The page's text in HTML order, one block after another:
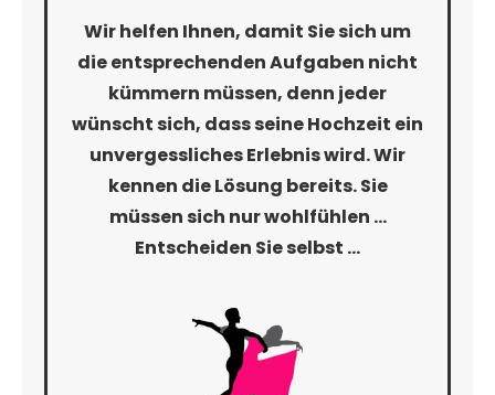
Wir helfen Ihnen, damit Sie sich um
die entsprechenden Aufgaben nicht
kümmern müssen, denn jeder
wünscht sich, dass seine Hochzeit ein
unvergessliches Erlebnis wird. Wir
kennen die Lösung bereits. Sie
müssen sich nur wohlfühlen …
Entscheiden Sie selbst …